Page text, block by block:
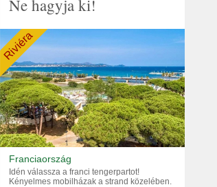
Ne hagyja ki!
Riviéra
Franciaország
Idén válassza a franci tengerpartot!
Kényelmes mobilházak a strand közelében.